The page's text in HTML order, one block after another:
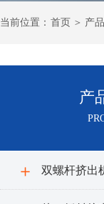
当前位置： 首页 ＞ 产
双螺杆挤出
产